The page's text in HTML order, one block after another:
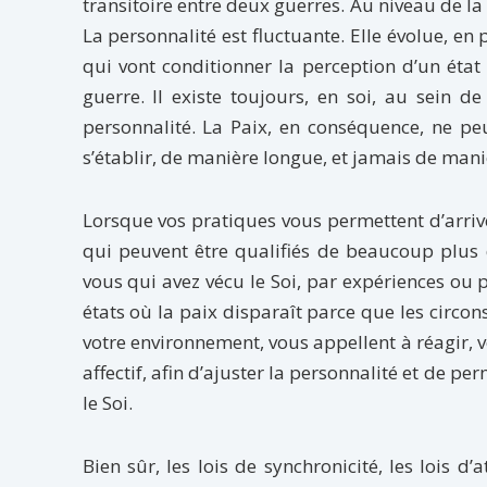
La personnalité est fluctuante. Elle évolue, en
qui vont conditionner la perception d’un
guerre. Il existe toujours, en soi, au sein
personnalité. La Paix, en conséquence, ne
s’établir, de manière longue, et jamais de
Lorsque vos pratiques vous permettent
qui peuvent être qualifiés de beaucoup
vous qui avez vécu le Soi, par expériences
états où la paix disparaît parce que les
votre environnement, vous appellent à
affectif, afin d’ajuster la personnalité et de
le Soi.
Bien sûr, les lois de synchronicité, les lois